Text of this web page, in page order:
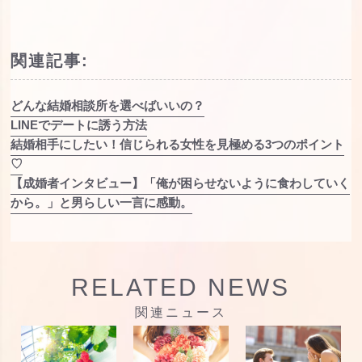
関連記事:
どんな結婚相談所を選べばいいの？
LINEでデートに誘う方法
結婚相手にしたい！信じられる女性を見極める3つのポイント
♡
【成婚者インタビュー】「俺が困らせないように食わしていく
から。」と男らしい一言に感動。
RELATED NEWS
関連ニュース